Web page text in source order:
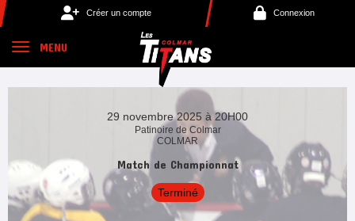
Créer un compte Connexion
MENU
29 novembre 2025 à 20H00
Patinoire de Colmar
COLMAR
Match de Championnat
Terminé
Panneau de gestion des cookies